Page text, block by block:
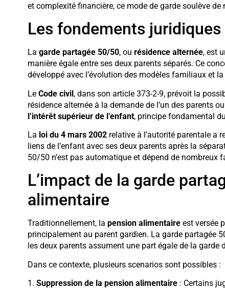
et complexité financière, ce mode de garde soulève
Les fondements
La garde partagée 50/50, ou résidence alternée, est
manière égale entre ses deux parents séparés. Ce
développé avec l’évolution des modèles familiaux et
Le Code civil, dans son article 373-2-9, prévoit la
résidence alternée à la demande de l’un des parents
l’intérêt supérieur de l’enfant, principe fondamental
La loi du 4 mars 2002relative à l’autorité parentale a
liens de l’enfant avec ses deux parents après la
50/50 n’est pas automatique et dépend de nombreux
L’impact de la garde
alimentaire
Traditionnellement, la pension alimentaireest versée
principalement au parent gardien. La garde partagée
les deux parents assument une part égale de la garde
Dans ce contexte, plusieurs scenarios sont possibles :
1. Suppression de la pension alimentaire: Certains